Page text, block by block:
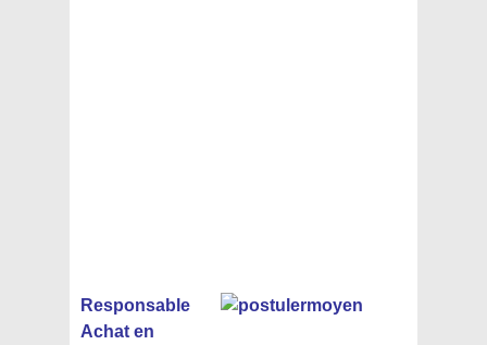
Responsable
Achat en